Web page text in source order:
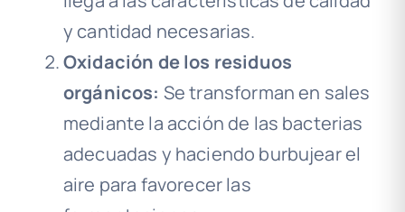
y cantidad necesarias.
Oxidación de los residuos
orgánicos: Se transforman en sales
mediante la acción de las bacterias
adecuadas y haciendo burbujear el
aire para favorecer las